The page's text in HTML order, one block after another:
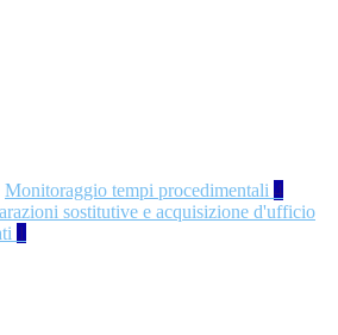
Monitoraggio tempi procedimentali 4
sostitutive e acquisizione d'ufficio
1